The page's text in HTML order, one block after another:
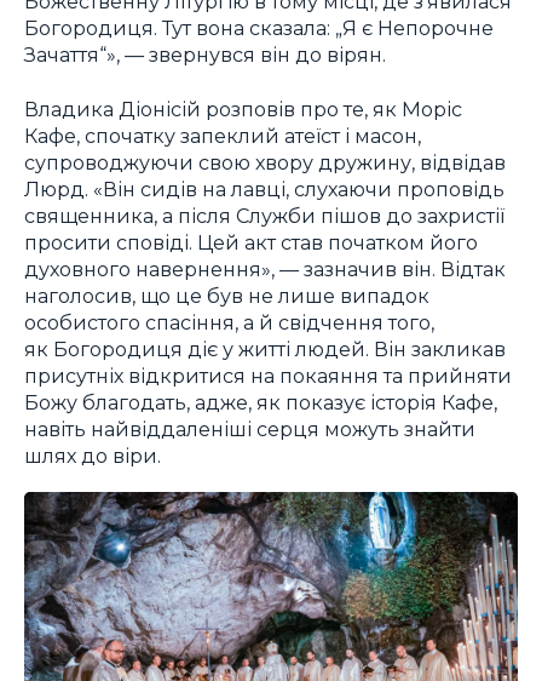
Богородиця. Тут вона сказала: „Я є Непорочне
Зачаття“», — звернувся він до вірян.
Владика Діонісій розповів про те, як Моріс
Кафе, спочатку запеклий атеїст і масон,
супроводжуючи свою хвору дружину, відвідав
Люрд. «Він сидів на лавці, слухаючи проповідь
священника, а після Служби пішов до захристії
просити сповіді. Цей акт став початком його
духовного навернення», — зазначив він. Відтак
наголосив, що це був не лише випадок
особистого спасіння, а й свідчення того,
як Богородиця діє у житті людей. Він закликав
присутніх відкритися на покаяння та прийняти
Божу благодать, адже, як показує історія Кафе,
навіть найвіддаленіші серця можуть знайти
шлях до віри.